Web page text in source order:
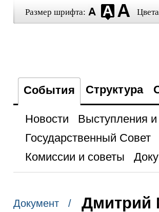
Размер шрифта:
События Структура
Новости
Выступления
Государственный Совет
Комиссии и советы
Документ /
Дмитрий